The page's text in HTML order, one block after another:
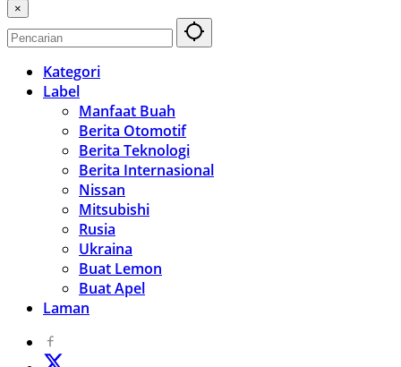
×
Kategori
Label
Manfaat Buah
Berita Otomotif
Berita Teknologi
Berita Internasional
Nissan
Mitsubishi
Rusia
Ukraina
Buat Lemon
Buat Apel
Laman